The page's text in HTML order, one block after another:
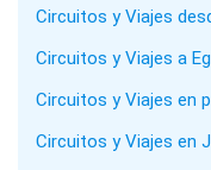
Circuitos y Viajes
Circuitos y Viajes a
Circuitos y Viajes en
Circuitos y Viajes en